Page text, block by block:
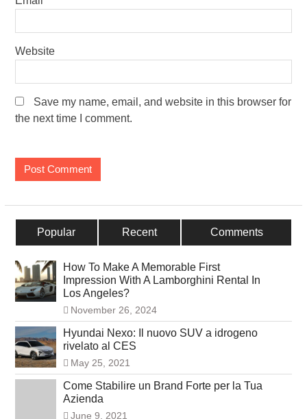
Website
Save my name, email, and website in this browser for
the next time I comment.
Popular Recent Comments
How To Make A Memorable First
Impression With A Lamborghini Rental In
Los Angeles?
November 26, 2024
Hyundai Nexo: Il nuovo SUV a idrogeno
rivelato al CES
May 25, 2021
Come Stabilire un Brand Forte per la Tua
Azienda
June 9, 2021